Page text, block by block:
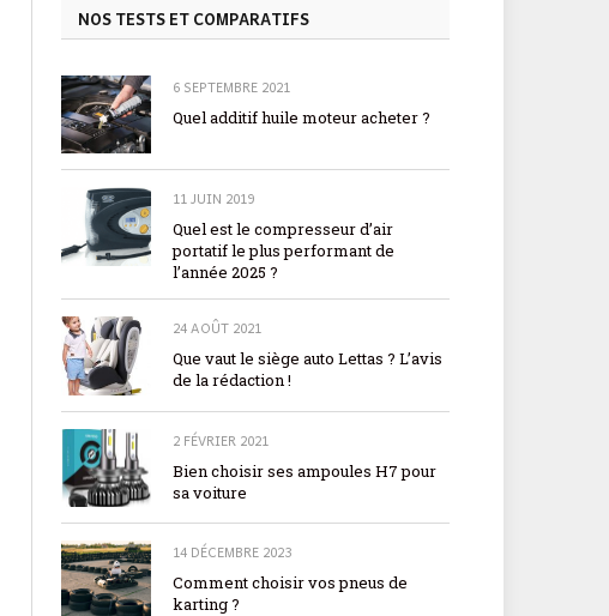
NOS TESTS ET COMPARATIFS
6 SEPTEMBRE 2021
Quel additif huile moteur acheter ?
11 JUIN 2019
Quel est le compresseur d’air
portatif le plus performant de
l’année 2025 ?
24 AOÛT 2021
Que vaut le siège auto Lettas ? L’avis
de la rédaction !
2 FÉVRIER 2021
Bien choisir ses ampoules H7 pour
sa voiture
14 DÉCEMBRE 2023
Comment choisir vos pneus de
karting ?